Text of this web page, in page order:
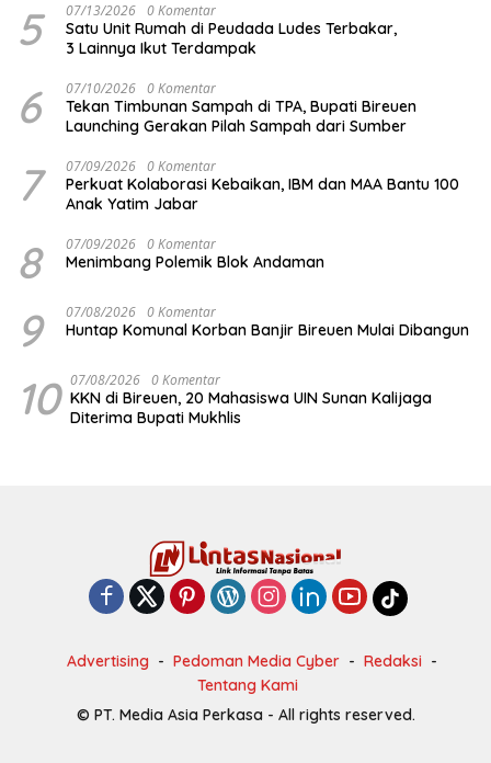
5 07/13/2026 0 Komentar
Satu Unit Rumah di Peudada Ludes Terbakar,
3 Lainnya Ikut Terdampak
6 07/10/2026 0 Komentar
Tekan Timbunan Sampah di TPA, Bupati Bireuen
Launching Gerakan Pilah Sampah dari Sumber
7 07/09/2026 0 Komentar
Perkuat Kolaborasi Kebaikan, IBM dan MAA Bantu 100
Anak Yatim Jabar
8 07/09/2026 0 Komentar
Menimbang Polemik Blok Andaman
9 07/08/2026 0 Komentar
Huntap Komunal Korban Banjir Bireuen Mulai Dibangun
10 07/08/2026 0 Komentar
KKN di Bireuen, 20 Mahasiswa UIN Sunan Kalijaga
Advertising Pedoman Media Cyber
Redaksi
Tentang Kami
© PT. Media Asia Perkasa - All rights reserved.